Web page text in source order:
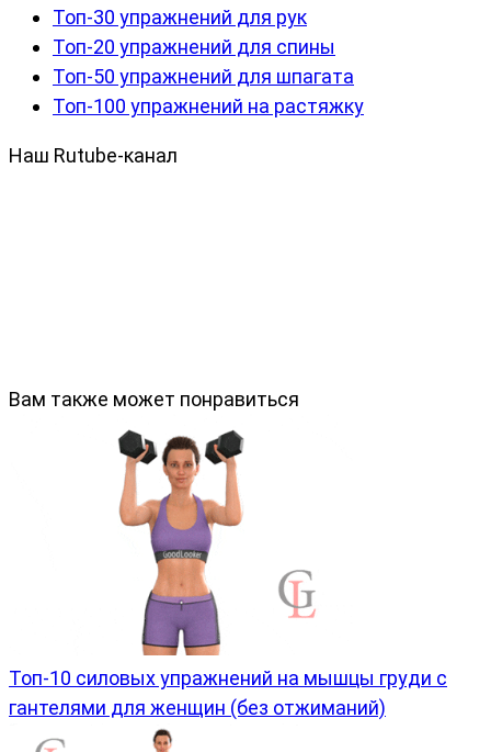
Топ-30 упражнений для рук
Топ-20 упражнений для спины
Топ-50 упражнений для шпагата
Топ-100 упражнений на растяжку
Наш Rutube-канал
Вам также может понравиться
Топ-10 силовых упражнений на мышцы груди с
гантелями для женщин (без отжиманий)